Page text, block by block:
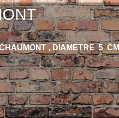
, DIAMETRE 5 CM